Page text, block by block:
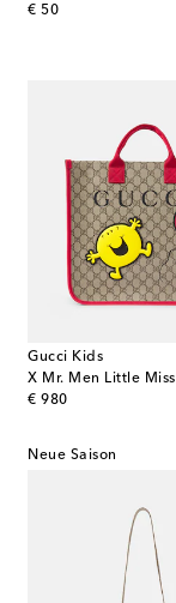
€ 50
original price
Gucci Kids
€ 980
original price
Neue Saison